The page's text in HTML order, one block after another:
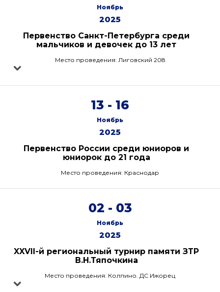
Ноябрь
2025
Первенство Санкт-Петербурга среди
мальчиков и девочек до 13 лет
Место проведения: Лиговский 208
13 - 16
Ноябрь
2025
Первенство России среди юниоров и
юниорок до 21 года
Место проведения: Краснодар
02 - 03
Ноябрь
2025
XXVII-й региональный турнир памяти ЗТР
В.Н.Тяпочкина
Место проведения: Колпино. ДС Ижорец